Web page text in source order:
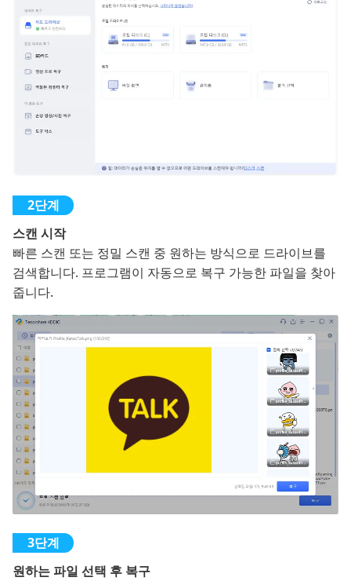
스캔 시작
빠른 스캔 또는 정밀 스캔 중 원하는 방식으로 드라이브를
검색합니다. 프로그램이 자동으로 복구 가능한 파일을 찾아
줍니다.
원하는 파일 선택 후 복구